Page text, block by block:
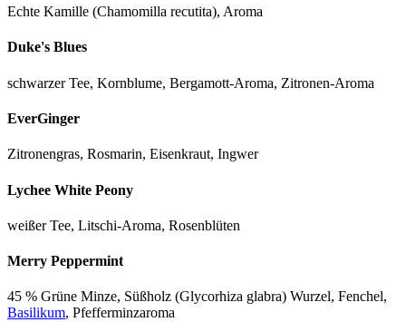
Echte Kamille (Chamomilla recutita), Aroma
Duke's Blues
schwarzer Tee, Kornblume, Bergamott-Aroma, Zitronen-Aroma
EverGinger
Zitronengras, Rosmarin, Eisenkraut, Ingwer
Lychee White Peony
weißer Tee, Litschi-Aroma, Rosenblüten
Merry Peppermint
45 % Grüne Minze, Süßholz (Glycorhiza glabra) Wurzel, Fenchel,
Basilikum, Pfefferminzaroma